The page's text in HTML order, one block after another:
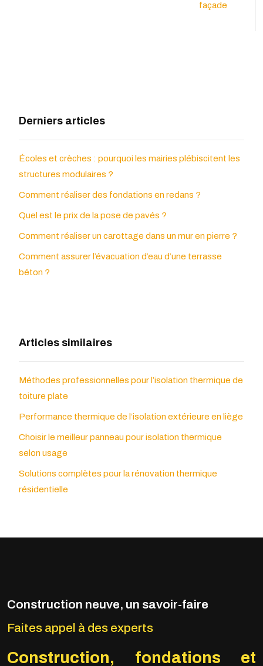
façade
Derniers articles
Écoles et crèches : pourquoi les mairies plébiscitent les
structures modulaires ?
Comment réaliser des fondations en redans ?
Quel est le prix de la pose de pavés ?
Comment réaliser un carottage dans un mur en pierre ?
Comment assurer l’évacuation d’eau d’une terrasse
béton ?
Articles similaires
Méthodes professionnelles pour l’isolation thermique de
toiture plate
Performance thermique de l’isolation extérieure en liège
Choisir le meilleur panneau pour isolation thermique
selon usage
Solutions complètes pour la rénovation thermique
résidentielle
Construction neuve, un savoir-faire
Faites appel à des experts
Construction, fondations et